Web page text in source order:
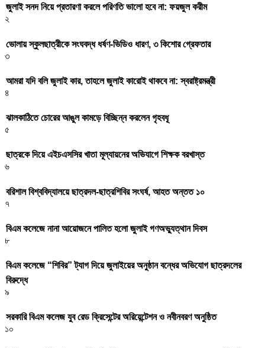
জুলাই সনদ নিয়ে প্রতারণা করলে পরিণতি ভালো হবে না: ফয়জুল করীম
২
ভোলায় স্কুলছাত্রীকে সংঘবদ্ধ ধর্ষণ-ভিডিও ধারণ, ৩ কিশোর গ্রেফতার
৩
আমরা যদি বলি জুলাই কার, তাহলে জুলাই কারোই থাকবে না: স্বরাষ্ট্রমন্ত্রী
৪
ঝালকাঠিতে চোরের আঙুল কামড়ে বিচ্ছিন্ন করলেন গৃহবধূ
৫
ছাত্রকে দিয়ে এইচএসসির খাতা মূল্যায়নের অভিযাগে শিক্ষক বরখাস্ত
৬
বরিশাল বিশ্ববিদ্যালয়ে ছাত্রদল-ছাত্রশিবির সংঘর্ষ, আহত অন্তত ১০
৭
বিএম কলেজে নানা আয়োজনে পালিত হলো জুলাই গণঅভ্যুত্থান দিবস
৮
বিএম কলেজে “শিবির” ট্যাগ দিয়ে জুলাইয়ের অনুষ্ঠান বন্ধের অভিযোগ ছাত্রদলের
বিরুদ্ধে
৯
সরকারি বিএম কলেজ যুব রেড ক্রিসেন্টের অরিয়েন্টেশন ও নবীনবরণ অনুষ্ঠিত
১০